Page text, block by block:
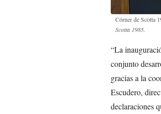
Córner de Scotta
Scotta 1985.
“La
conjunto
gracias a la
Escudero,
declaraciones